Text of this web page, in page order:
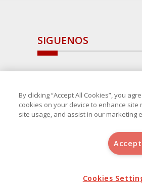
SIGUENOS
, S.L.U.(B-
Aviso Legal
Política de
By clicking “Accept All Cookies”, you
cookies on your device to enhance site
site usage, and assist in our marketing
Cookies